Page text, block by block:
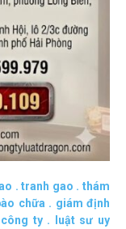
.tranh gao .thám
chữa . giám định
ty.
luật sư uy